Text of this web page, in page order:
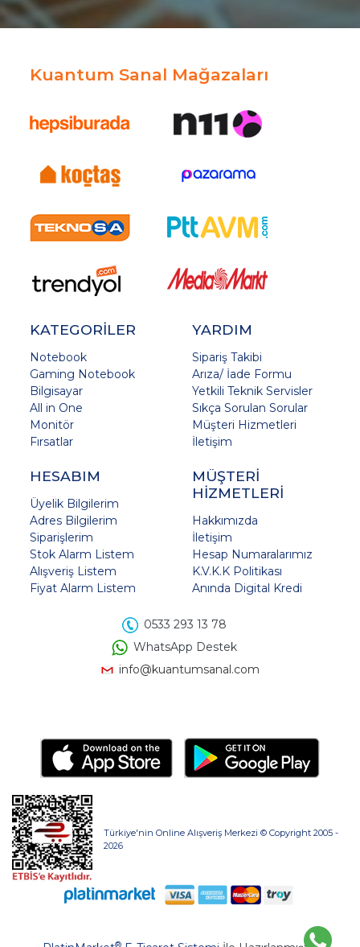
Kuantum Sanal Mağazaları
KATEGORİLER
Notebook
Gaming Notebook
Bilgisayar
All in One
Monitör
Fırsatlar
YARDIM
Sipariş Takibi
Arıza/ İade Formu
Yetkili Teknik Servisler
Sıkça Sorulan Sorular
Müşteri Hizmetleri
İletişim
HESABIM
Üyelik Bilgilerim
Adres Bilgilerim
Siparişlerim
Stok Alarm Listem
Alışveriş Listem
Fiyat Alarm Listem
MÜŞTERİ
HİZMETLERİ
Hakkımızda
İletişim
Hesap Numaralarımız
K.V.K.K Politikası
Anında Digital Kredi
0533 293 13 78
WhatsApp Destek
info@kuantumsanal.com
Türkiye'nin Online Alışveriş Merkezi © Copyright 2005 -
2026